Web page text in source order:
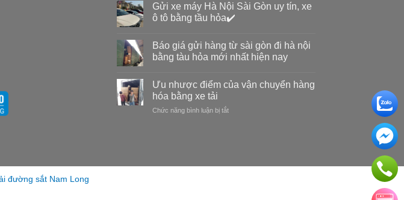
Gửi xe máy Hà Nội Sài Gòn uy tín, xe
ô tô bằng tầu hỏa✔️
Báo giá gửi hàng từ sài gòn đi hà nội
bằng tàu hỏa mới nhất hiện nay
Ưu nhược điểm của vận chuyển hàng
hóa bằng xe tải
Chức năng bình luận bị tắt
đường sắt Nam Long